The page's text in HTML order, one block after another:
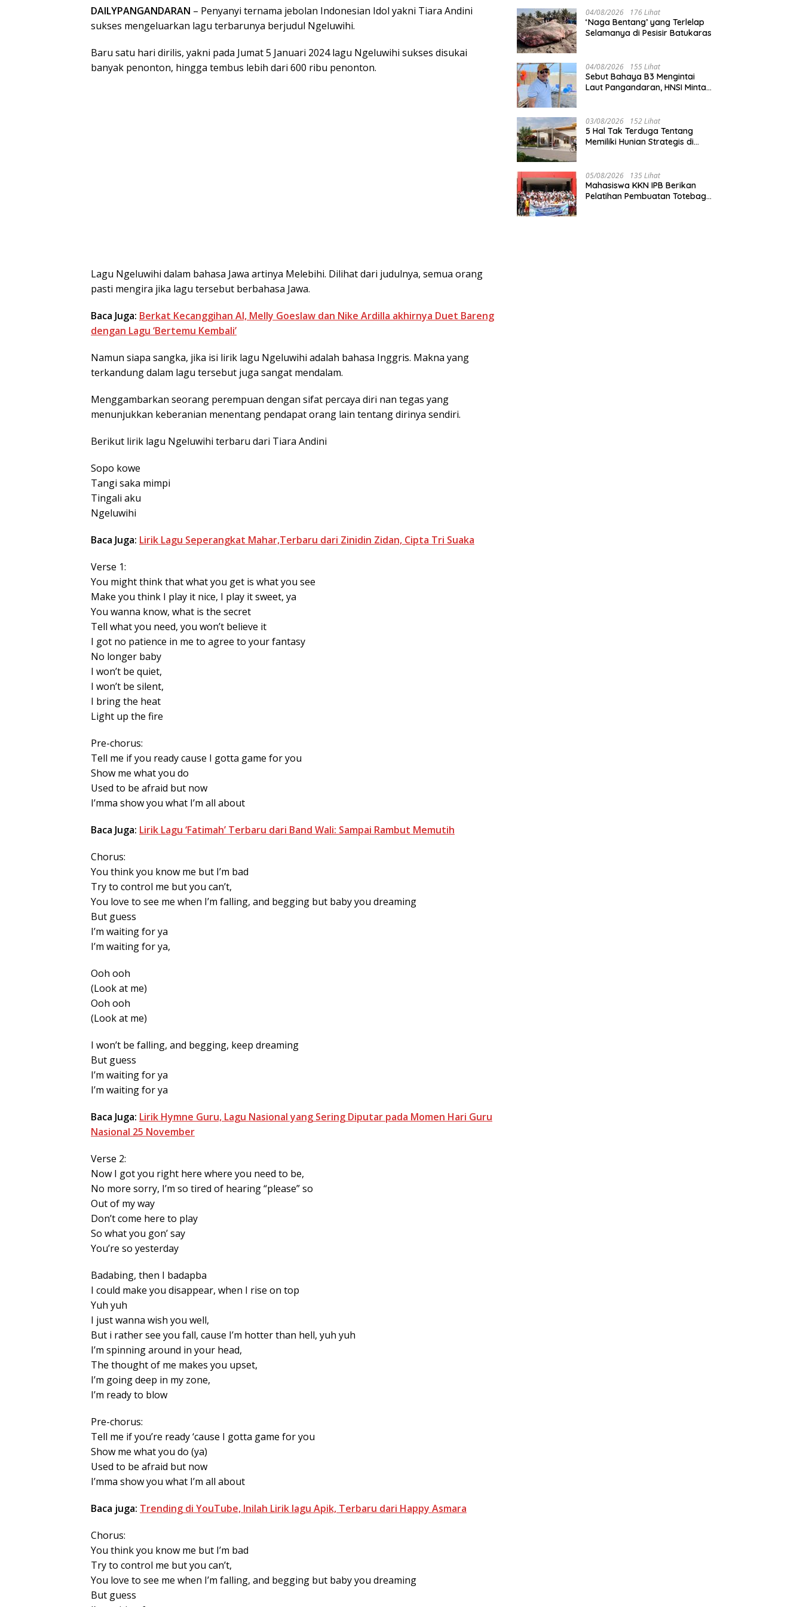
DAILYPANGANDARAN – Penyanyi ternama jebolan Indonesian Idol yakni Tiara Andini
sukses mengeluarkan lagu terbarunya berjudul Ngeluwihi.
Baru satu hari dirilis, yakni pada Jumat 5 Januari 2024 lagu Ngeluwihi sukses disukai
banyak penonton, hingga tembus lebih dari 600 ribu penonton.
Lagu Ngeluwihi dalam bahasa Jawa artinya Melebihi. Dilihat dari judulnya, semua orang
pasti mengira jika lagu tersebut berbahasa Jawa.
Baca Juga: Berkat Kecanggihan AI, Melly Goeslaw dan Nike Ardilla akhirnya Duet Bareng
dengan Lagu ‘Bertemu Kembali’
Namun siapa sangka, jika isi lirik lagu Ngeluwihi adalah bahasa Inggris. Makna yang
terkandung dalam lagu tersebut juga sangat mendalam.
Menggambarkan seorang perempuan dengan sifat percaya diri nan tegas yang
menunjukkan keberanian menentang pendapat orang lain tentang dirinya sendiri.
Berikut lirik lagu Ngeluwihi terbaru dari Tiara Andini
Sopo kowe
Tangi saka mimpi
Tingali aku
Ngeluwihi
Baca Juga: Lirik Lagu Seperangkat Mahar,Terbaru dari Zinidin Zidan, Cipta Tri Suaka
Verse 1:
You might think that what you get is what you see
Make you think I play it nice, I play it sweet, ya
You wanna know, what is the secret
Tell what you need, you won’t believe it
I got no patience in me to agree to your fantasy
No longer baby
I won’t be quiet,
I won’t be silent,
I bring the heat
Light up the fire
Pre-chorus:
Tell me if you ready cause I gotta game for you
Show me what you do
Used to be afraid but now
I’mma show you what I’m all about
Baca Juga: Lirik Lagu ‘Fatimah’ Terbaru dari Band Wali: Sampai Rambut Memutih
Chorus:
You think you know me but I’m bad
Try to control me but you can’t,
You love to see me when I’m falling, and begging but baby you dreaming
But guess
I’m waiting for ya
I’m waiting for ya,
Ooh ooh
(Look at me)
Ooh ooh
(Look at me)
I won’t be falling, and begging, keep dreaming
But guess
I’m waiting for ya
I’m waiting for ya
Baca Juga: Lirik Hymne Guru, Lagu Nasional yang Sering Diputar pada Momen Hari Guru
Nasional 25 November
Verse 2:
Now I got you right here where you need to be,
No more sorry, I’m so tired of hearing “please” so
Out of my way
Don’t come here to play
So what you gon’ say
You’re so yesterday
Badabing, then I badapba
I could make you disappear, when I rise on top
Yuh yuh
I just wanna wish you well,
But i rather see you fall, cause I’m hotter than hell, yuh yuh
I’m spinning around in your head,
The thought of me makes you upset,
I’m going deep in my zone,
I’m ready to blow
Pre-chorus:
Tell me if you’re ready ‘cause I gotta game for you
Show me what you do (ya)
Used to be afraid but now
I’mma show you what I’m all about
Baca juga: Trending di YouTube, Inilah Lirik lagu Apik, Terbaru dari Happy Asmara
Chorus:
You think you know me but I’m bad
Try to control me but you can’t,
You love to see me when I’m falling, and begging but baby you dreaming
But guess
04/08/2026 176 Lihat
‘Naga Bentang’ yang Terlelap
Selamanya di Pesisir Batukaras
04/08/2026 155 Lihat
Sebut Bahaya B3 Mengintai
Laut Pangandaran, HNSI Minta
03/08/2026 152 Lihat
5 Hal Tak Terduga Tentang
Memiliki Hunian Strategis di
05/08/2026 135 Lihat
Mahasiswa KKN IPB Berikan
Pelatihan Pembuatan Totebag